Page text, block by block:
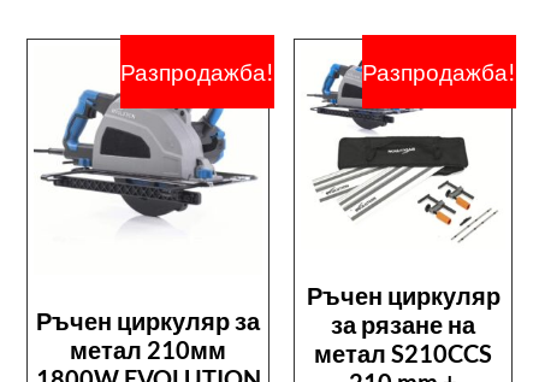
Разпродажба!
Ръчен циркуляр за
метал 210мм
Разпродажба!
Ръчен циркуляр
за рязане на
метал S210CCS